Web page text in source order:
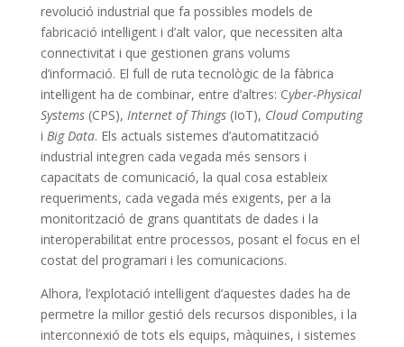
revolució industrial que fa possibles models de
fabricació intel·ligent i d’alt valor, que necessiten alta
connectivitat i que gestionen grans volums
d’informació. El full de ruta tecnològic de la fàbrica
intel·ligent ha de combinar, entre d’altres: Cyber-Physical
Systems(CPS), Internet of Things(IoT), Cloud Computing
i Big Data. Els actuals sistemes d’automatització
industrial integren cada vegada més sensors i
capacitats de comunicació, la qual cosa estableix
requeriments, cada vegada més exigents, per a la
monitorització de grans quantitats de dades i la
interoperabilitat entre processos, posant el focus en el
costat del programari i les comunicacions.
Alhora, l’explotació intel·ligent d’aquestes dades ha de
permetre la millor gestió dels recursos disponibles, i la
interconnexió de tots els equips, màquines, i sistemes